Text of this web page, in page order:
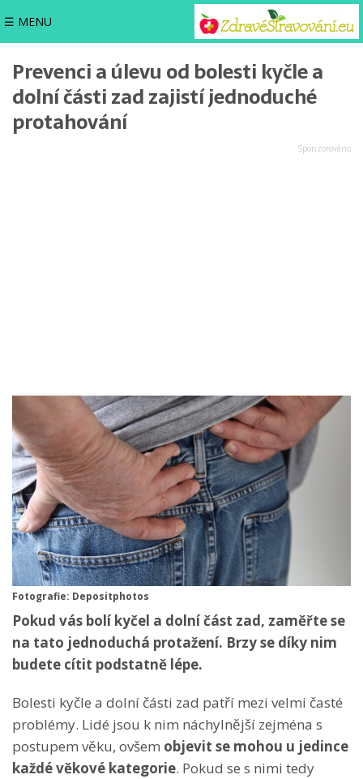
☰ MENU
Prevenci a úlevu od bolesti kyčle a
dolní části zad zajistí jednoduché
protahování
Fotografie: Depositphotos
Pokud vás bolí kyčel a dolní část zad, zaměřte se
na tato jednoduchá protažení. Brzy se díky nim
budete cítit podstatně lépe.
Bolesti kyčle a dolní části zad patří mezi velmi časté
problémy. Lidé jsou k nim náchylnější zejména s
postupem věku, ovšem objevit se mohou u jedince
každé věkové kategorie. Pokud se s nimi tedy